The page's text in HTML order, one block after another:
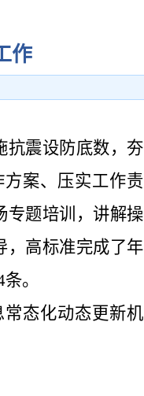
作
抗震设防底数，夯
案、压实工作责
专题培训，讲解操
，高标准完成了年
。
态化动态更新机